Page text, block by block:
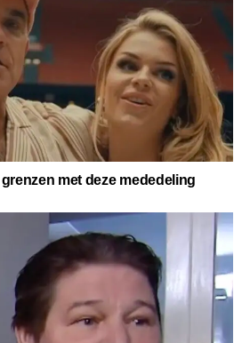
met deze mededeling